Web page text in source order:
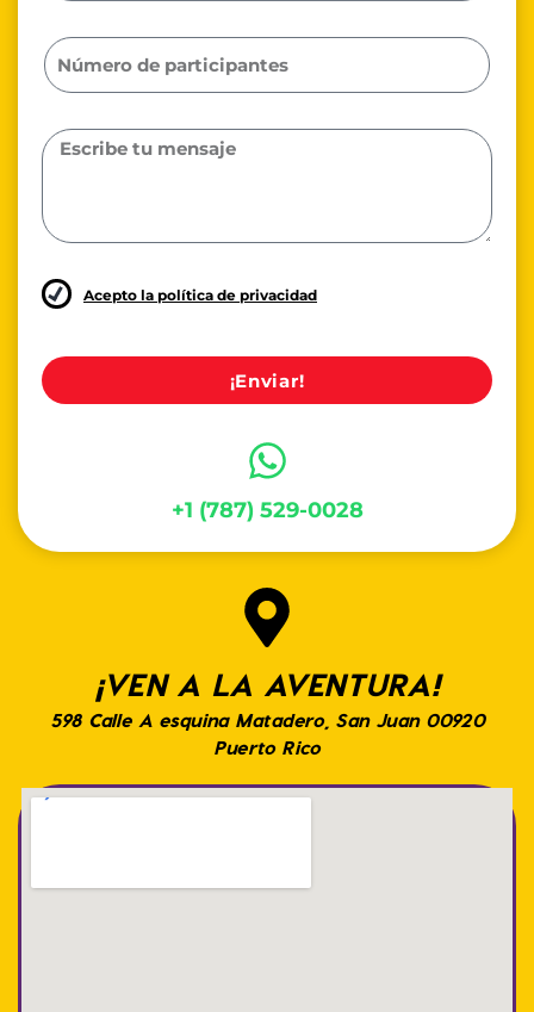
Acepto la política de privacidad
¡Enviar!
+1 (787) 529-0028
¡VEN A LA AVENTURA!
598 Calle A esquina Matadero, San Juan 00920
Puerto Rico